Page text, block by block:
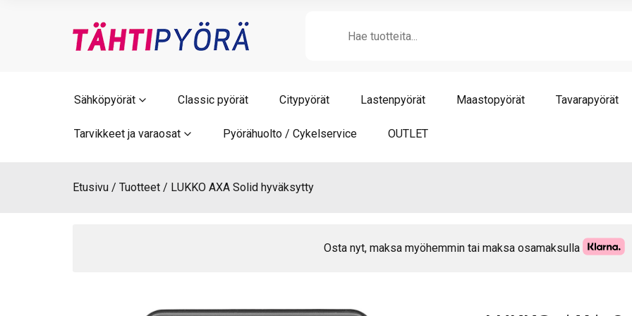
Sähköpyörät Classic pyörät Citypyörät Lastenpyörät Maastopyörät Tavarapyörät
Tarvikkeet ja varaosat Pyörähuolto / Cykelservice OUTLET
Etusivu Tuotteet LUKKO AXA Solid hyväksytty
Osta nyt, maksa myöhemmin tai maksa osamaksulla